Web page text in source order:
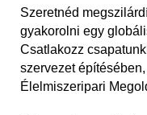
Szeretnéd
gyakorolni egy
Csatlakozz
szervezet
Élelmiszeripari